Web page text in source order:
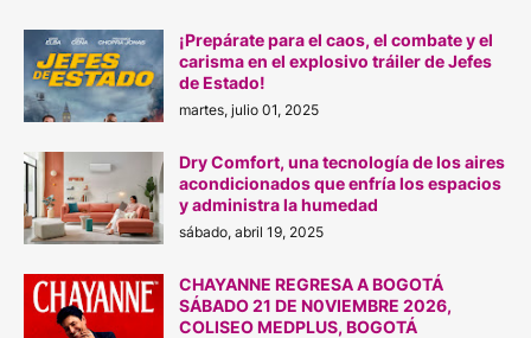
¡Prepárate para el caos, el combate y el
carisma en el explosivo tráiler de Jefes
de Estado!
martes, julio 01, 2025
Dry Comfort, una tecnología de los aires
acondicionados que enfría los espacios
y administra la humedad
sábado, abril 19, 2025
CHAYANNE REGRESA A BOGOTÁ
SÁBADO 21 DE N0VIEMBRE 2026,
COLISEO MEDPLUS, BOGOTÁ